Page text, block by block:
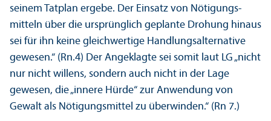
seinem Tatplan ergebe. Der Einsatz von Nötigungs­
mitteln über die ursprünglich geplante Drohung hinaus
sei für ihn keine gleich­wertige Handlungs­alternative
gewesen.“ (Rn.4) Der Angeklagte sei somit laut LG „nicht
nur nicht willens, sondern auch nicht in der Lage
gewesen, die „innere Hürde“ zur Anwendung von
Gewalt als Nötigungs­mittel zu überwinden.“ (Rn 7.)